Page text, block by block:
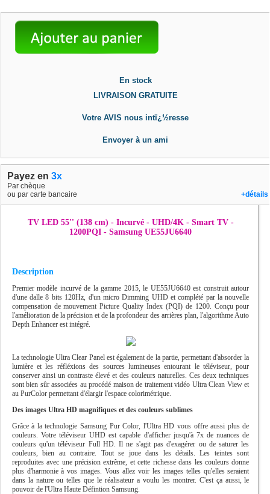
En stock
LIVRAISON GRATUITE
Votre AVIS nous intï¿½resse
Envoyer à un ami
Payez en 3x
Par chèque
ou par carte bancaire
+détails
TV LED 55'' (138 cm) - Incurvé - UHD/4K - Smart TV -
1200PQI - Samsung UE55JU6640
Description
Premier modèle incurvé de la gamme 2015, le UE55JU6640 est construit autour
d'une dalle 8 bits 120Hz, d'un micro Dimming UHD et complété par la nouvelle
compensation de mouvement Picture Quality Index (PQI) de 1200. Conçu pour
l'amélioration de la précision et de la profondeur des arrières plan, l'algorithme Auto
Depth Enhancer est intégré.
La technologie Ultra Clear Panel est également de la partie, permettant d'absorder la
lumière et les réfléxions des sources lumineuses entourant le téléviseur, pour
conserver ainsi un contraste élevé et des couleurs naturelles. Ces deux techniques
sont bien sûr associées au procédé maison de traitement vidéo Ultra Clean View et
au PurColor permettant d'élargir l'espace colorimétrique.
Des images Ultra HD magnifiques et des couleurs sublimes
Grâce à la technologie Samsung Pur Color, l'Ultra HD vous offre aussi plus de
couleurs. Votre téléviseur UHD est capable d'afficher jusqu'à 7x de nuances de
couleurs qu'un téléviseur Full HD. Il ne s'agit pas d'exagérer ou de saturer les
couleurs, bien au contraire. Tout se joue dans les détails. Les teintes sont
reproduites avec une précision extrême, et cette richesse dans les couleurs donne
plus d'harmonie à vos images. Vous allez voir les images telles qu'elles seraient
dans la nature ou telles que le réalisateur a voulu les montrer. C'est ça aussi, le
pouvoir de l'Ultra Haute Défintion Samsung.